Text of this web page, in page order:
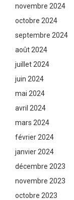
novembre 2024
octobre 2024
septembre 2024
août 2024
juillet 2024
juin 2024
mai 2024
avril 2024
mars 2024
février 2024
janvier 2024
décembre 2023
novembre 2023
octobre 2023